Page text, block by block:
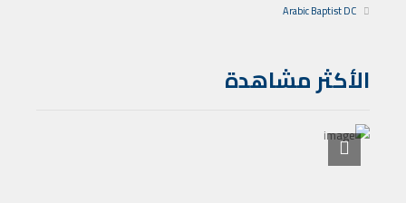
Arabic Baptist DC
الأكثر مشاهدة